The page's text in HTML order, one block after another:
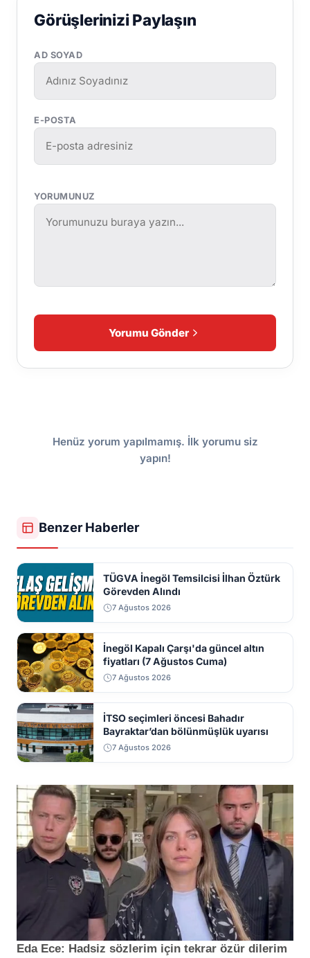
Görüşlerinizi Paylaşın
AD SOYAD
E-POSTA
YORUMUNUZ
Yorumu Gönder
Henüz yorum yapılmamış. İlk yorumu siz
yapın!
Benzer Haberler
TÜGVA İnegöl Temsilcisi İlhan Öztürk
Görevden Alındı
7 Ağustos 2026
İnegöl Kapalı Çarşı'da güncel altın
fiyatları (7 Ağustos Cuma)
7 Ağustos 2026
İTSO seçimleri öncesi Bahadır
Bayraktar’dan bölünmüşlük uyarısı
7 Ağustos 2026